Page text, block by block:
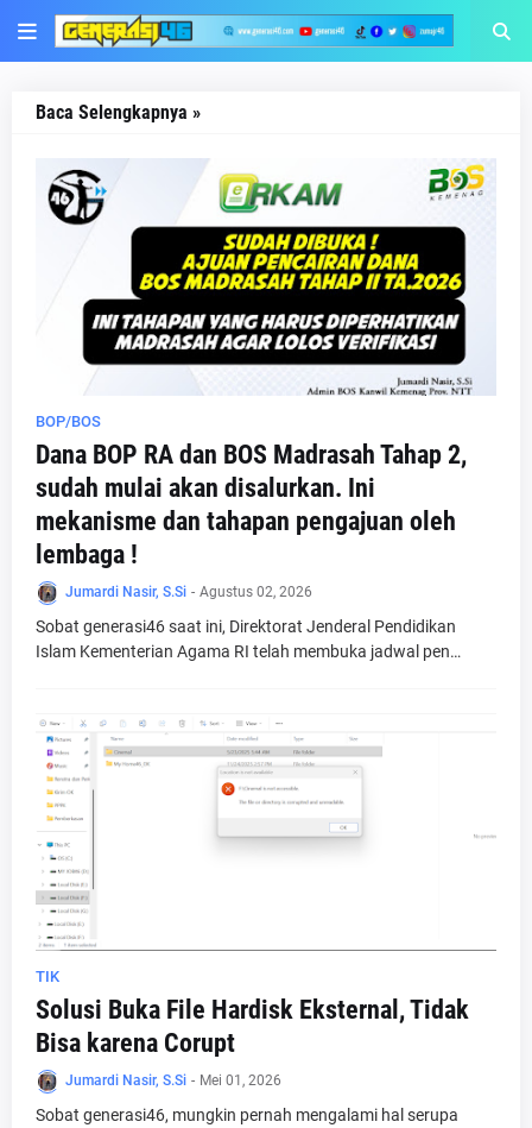
Baca Selengkapnya »
BOP/BOS
Dana BOP RA dan BOS Madrasah Tahap 2,
sudah mulai akan disalurkan. Ini
mekanisme dan tahapan pengajuan oleh
lembaga !
Jumardi Nasir, S.Si - Agustus 02, 2026
Sobat generasi46 saat ini, Direktorat Jenderal Pendidikan
Islam Kementerian Agama RI telah membuka jadwal pen…
TIK
Solusi Buka File Hardisk Eksternal, Tidak
Bisa karena Corupt
Jumardi Nasir, S.Si - Mei 01, 2026
Sobat generasi46, mungkin pernah mengalami hal serupa